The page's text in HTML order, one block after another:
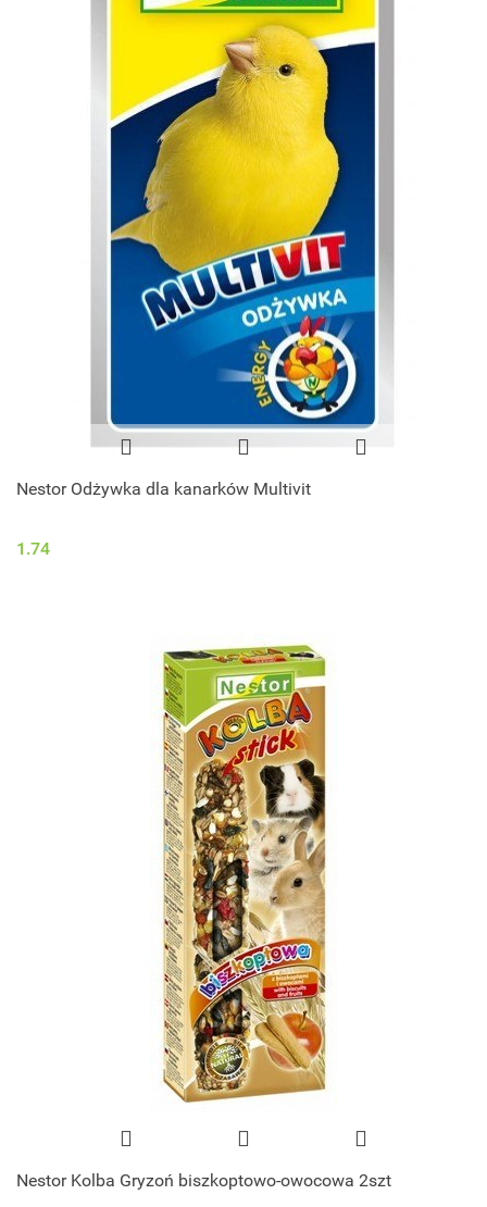
Nestor Odżywka dla kanarków Multivit
1.74
Nestor Kolba Gryzoń biszkoptowo-owocowa 2szt